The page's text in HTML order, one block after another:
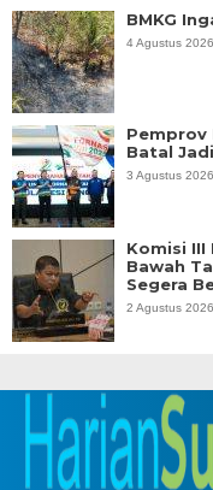
BMKG
4 Agustus
Pemprov
Batal
3 Agustus
Komisi III
Bawah
Segera
2 Agustus